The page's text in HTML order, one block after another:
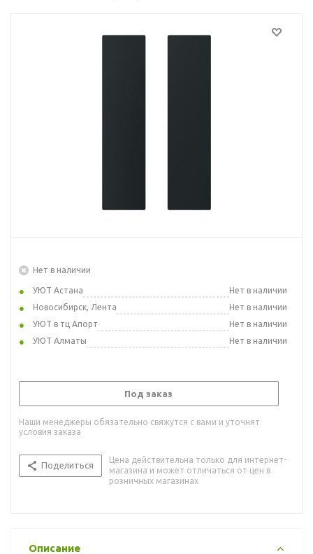
Нет в наличии
УЮТ Астана
Нет в наличии
Новосибирск, Лента
Нет в наличии
УЮТ в тц Апорт
Нет в наличии
УЮТ Алматы
Нет в наличии
Под заказ
Наши менеджеры обязательно свяжутся с вами и уточнят
условия заказа
Поделиться
Цена действительна только для интернет-
магазина и может отличаться от цен в
розничных магазинах
Описание